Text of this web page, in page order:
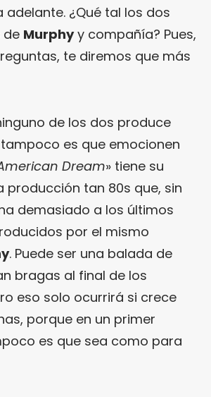
¿Qué tal los dos
de Murphyy compañía? Pues,
te diremos que más
de los dos produce
es que emocionen
Dream» tiene su
producción tan 80s que, sin
demasiado a los últimos
por el mismo
. Puede ser una balada de
bragas al final de los
eso solo ocurrirá si crece
porque en un primer
es que sea como para